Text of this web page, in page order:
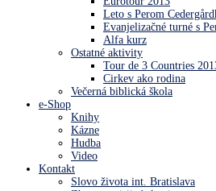
Leto s Perom
Evanjelizačné turné s
Alfa kurz
Ostatné aktivity
Tour de 3 Countries
Cirkev ako rodina
Večerná biblická škola
e-Shop
Knihy
Kázne
Hudba
Video
Kontakt
Slovo života int. Bratislava